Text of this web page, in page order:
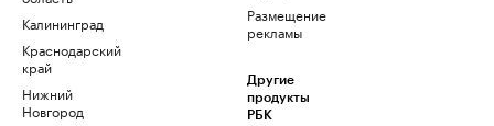
Калининград
Краснодарский
край
Нижний
Новгород
Размещение
рекламы
Другие
продукты
РБК